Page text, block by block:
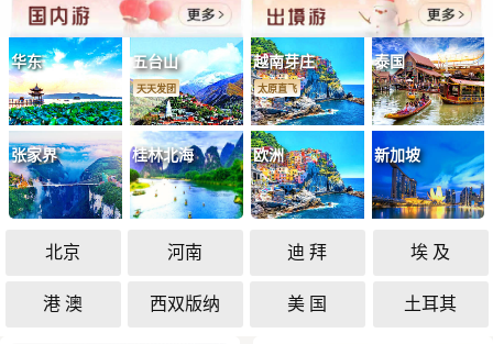
华东 五台山
天天发团
越南芽庄
太原直飞
泰国
张家界 桂林北海 欧洲 新加坡
北京 河南 迪 拜 埃 及
港 澳 西双版纳 美 国 土耳其